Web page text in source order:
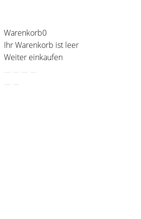
Warenkorb0
Ihr Warenkorb ist leer
Weiter einkaufen